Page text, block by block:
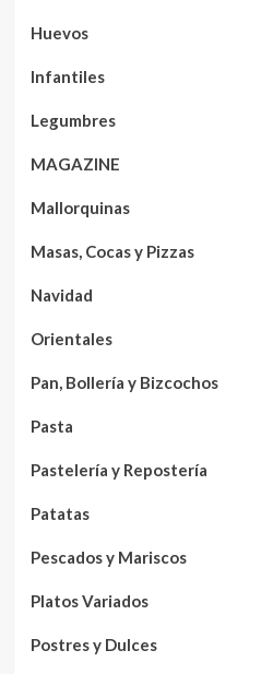
Huevos
Infantiles
Legumbres
MAGAZINE
Mallorquinas
Masas, Cocas y Pizzas
Navidad
Orientales
Pan, Bollería y Bizcochos
Pasta
Pastelería y Repostería
Patatas
Pescados y Mariscos
Platos Variados
Postres y Dulces